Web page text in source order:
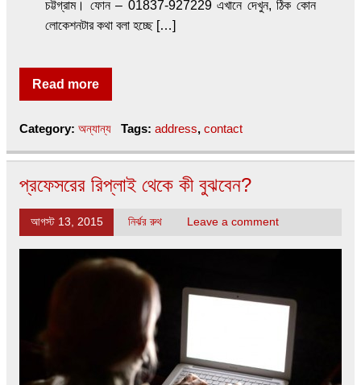
চট্টগ্রাম। ফোন – 01837-927229 এখানে দেখুন, ঠিক কোন
লোকেশনটার কথা বলা হচ্ছে […]
Read more
Category: অন্যান্য Tags: address, contact
প্রফেসরের রিপ্লাই থেকে কী বুঝবেন?
আগস্ট 13, 2015 নির্ঝর রুথ Leave a comment